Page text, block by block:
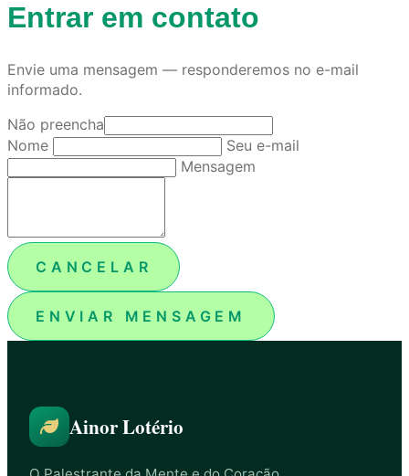
Entrar em contato
Envie uma mensagem — responderemos no e-mail
informado.
Não preencha
Nome
Seu e-mail
Mensagem
CANCELAR
ENVIAR MENSAGEM
Ainor Lotério